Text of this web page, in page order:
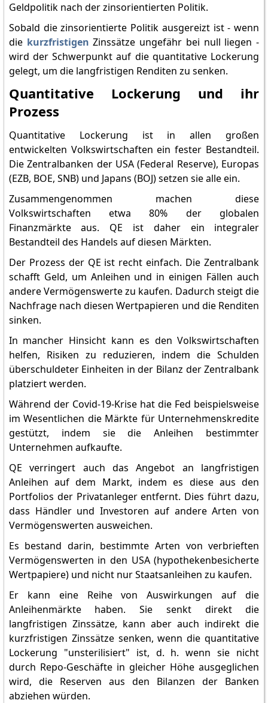
Geldpolitik nach der zinsorientierten Politik.
Sobald die zinsorientierte Politik ausgereizt ist - wenn
die kurzfristigen Zinssätze ungefähr bei null liegen -
wird der Schwerpunkt auf die quantitative Lockerung
gelegt, um die langfristigen Renditen zu senken.
Quantitative Lockerung und ihr
Prozess
Quantitative Lockerung ist in allen großen
entwickelten Volkswirtschaften ein fester Bestandteil.
Die Zentralbanken der USA (Federal Reserve), Europas
(EZB, BOE, SNB) und Japans (BOJ) setzen sie alle ein.
Zusammengenommen machen diese
Volkswirtschaften etwa 80% der globalen
Finanzmärkte aus. QE ist daher ein integraler
Bestandteil des Handels auf diesen Märkten.
Der Prozess der QE ist recht einfach. Die Zentralbank
schafft Geld, um Anleihen und in einigen Fällen auch
andere Vermögenswerte zu kaufen. Dadurch steigt die
Nachfrage nach diesen Wertpapieren und die Renditen
sinken.
In mancher Hinsicht kann es den Volkswirtschaften
helfen, Risiken zu reduzieren, indem die Schulden
überschuldeter Einheiten in der Bilanz der Zentralbank
platziert werden.
Während der Covid-19-Krise hat die Fed beispielsweise
im Wesentlichen die Märkte für Unternehmenskredite
gestützt, indem sie die Anleihen bestimmter
Unternehmen aufkaufte.
QE verringert auch das Angebot an langfristigen
Anleihen auf dem Markt, indem es diese aus den
Portfolios der Privatanleger entfernt. Dies führt dazu,
dass Händler und Investoren auf andere Arten von
Vermögenswerten ausweichen.
Es bestand darin, bestimmte Arten von verbrieften
Vermögenswerten in den USA (hypothekenbesicherte
Wertpapiere) und nicht nur Staatsanleihen zu kaufen.
Er kann eine Reihe von Auswirkungen auf die
Anleihenmärkte haben. Sie senkt direkt die
langfristigen Zinssätze, kann aber auch indirekt die
kurzfristigen Zinssätze senken, wenn die quantitative
Lockerung "unsterilisiert" ist, d. h. wenn sie nicht
durch Repo-Geschäfte in gleicher Höhe ausgeglichen
wird, die Reserven aus den Bilanzen der Banken
abziehen würden.